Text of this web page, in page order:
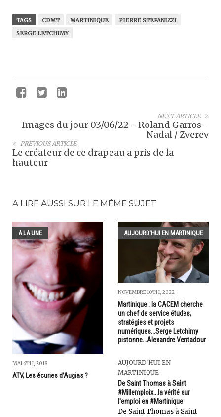
TAGS CDMT MARTINIQUE
PIERRE STEFANIZZI
SERGE LETCHIMY
NEXT ARTICLE
Images du jour 03/06/22 - Roland Garros -
Nadal / Zverev
PREVIOUS ARTICLE
Le créateur de ce drapeau a pris de la
hauteur
A LIRE AUSSI SUR LE MÊME SUJET
A LA UNE
MAI 6TH, 2018
ATV, Les écuries d’Augias ?
AUJOURD'HUI EN MARTINIQUE
NOVEMBRE 10TH, 2022
Martinique : la CACEM cherche
un chef de service études,
stratégies et projets
numériques...Serge Letchimy
pistonne...Alexandre Ventadour
AUJOURD'HUI EN
MARTINIQUE
De Saint Thomas à Saint
#Millemploix...la vérité sur
l'emploi en #Martinique
De Saint Thomas à Saint